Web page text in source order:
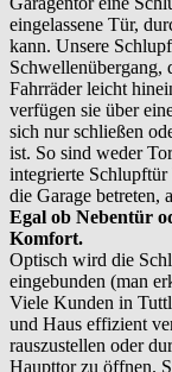
eingelassene Tür,
kann. Unsere
Schwellenübergang,
Fahrräder leicht
verfügen sie über
sich nur schließen
ist. So sind weder
integrierte
die Garage betreten,
Egal ob Nebentür
Komfort.
Optisch wird die
eingebunden (man
Viele Kunden in
und Haus effizient
rauszustellen oder
Haupttor zu öffnen.